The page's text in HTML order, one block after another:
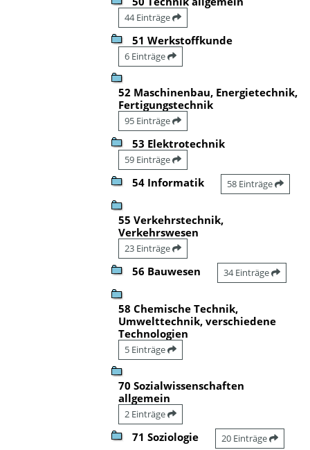
44 Einträge
51 Werkstoffkunde
6 Einträge
52 Maschinenbau, Energietechnik,
Fertigungstechnik
95 Einträge
53 Elektrotechnik
59 Einträge
54 Informatik 58 Einträge
55 Verkehrstechnik,
Verkehrswesen
23 Einträge
56 Bauwesen 34 Einträge
58 Chemische Technik,
Umwelttechnik, verschiedene
Technologien
5 Einträge
70 Sozialwissenschaften
allgemein
2 Einträge
71 Soziologie 20 Einträge